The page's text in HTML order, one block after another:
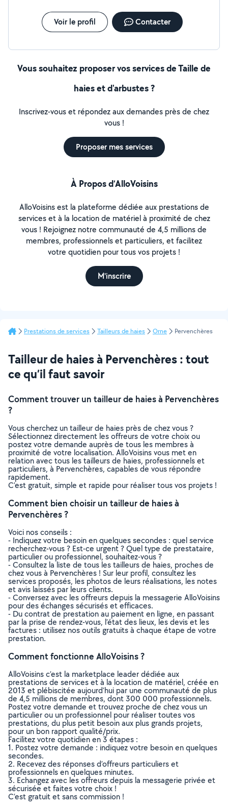
Voir le profil Contacter
Vous souhaitez proposer vos services de Taille de
haies et d'arbustes ?
Inscrivez-vous et répondez aux demandes près de chez
vous !
Proposer mes services
À Propos d’AlloVoisins
AlloVoisins est la plateforme dédiée aux prestations de
services et à la location de matériel à proximité de chez
vous ! Rejoignez notre communauté de 4,5 millions de
membres, professionnels et particuliers, et facilitez
votre quotidien pour tous vos projets !
M'inscrire
Prestations de services Tailleurs de haies Orne Pervenchères
Tailleur de haies à Pervenchères : tout
ce qu’il faut savoir
Comment trouver un tailleur de haies à Pervenchères
?
Vous cherchez un tailleur de haies près de chez vous ?
Sélectionnez directement les offreurs de votre choix ou
postez votre demande auprès de tous les membres à
proximité de votre localisation. AlloVoisins vous met en
relation avec tous les tailleurs de haies, professionnels et
particuliers, à Pervenchères, capables de vous répondre
rapidement.
C’est gratuit, simple et rapide pour réaliser tous vos projets !
Comment bien choisir un tailleur de haies à
Pervenchères ?
Voici nos conseils :
- Indiquez votre besoin en quelques secondes : quel service
recherchez-vous ? Est-ce urgent ? Quel type de prestataire,
particulier ou professionnel, souhaitez-vous ?
- Consultez la liste de tous les tailleurs de haies, proches de
chez vous à Pervenchères ! Sur leur profil, consultez les
services proposés, les photos de leurs réalisations, les notes
et avis laissés par leurs clients.
- Conversez avec les offreurs depuis la messagerie AlloVoisins
pour des échanges sécurisés et efficaces.
- Du contrat de prestation au paiement en ligne, en passant
par la prise de rendez-vous, l’état des lieux, les devis et les
factures : utilisez nos outils gratuits à chaque étape de votre
prestation.
Comment fonctionne AlloVoisins ?
AlloVoisins c’est la marketplace leader dédiée aux
prestations de services et à la location de matériel, créée en
2013 et plébiscitée aujourd’hui par une communauté de plus
de 4,5 millions de membres, dont 300 000 professionnels.
Postez votre demande et trouvez proche de chez vous un
particulier ou un professionnel pour réaliser toutes vos
prestations, du plus petit besoin aux plus grands projets,
pour un bon rapport qualité/prix.
Facilitez votre quotidien en 3 étapes :
1. Postez votre demande : indiquez votre besoin en quelques
secondes.
2. Recevez des réponses d’offreurs particuliers et
professionnels en quelques minutes.
3. Echangez avec les offreurs depuis la messagerie privée et
sécurisée et faites votre choix !
C’est gratuit et sans commission !